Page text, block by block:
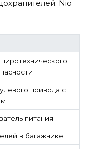
привода с
питания
в багажнике